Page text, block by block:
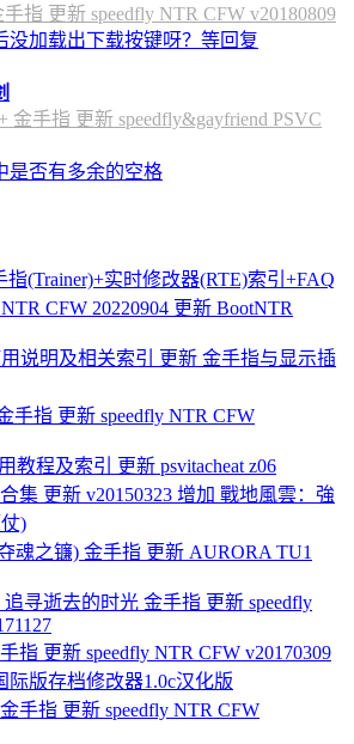
指 更新 speedfly NTR CFW v20180809
没加载出下载按键呀？等回复
金手指 更新 speedfly&gayfriend PSVC
是否有多余的空格
(Trainer)+实时修改器(RTE)索引+FAQ
CFW 20220904 更新 BootNTR
说明及相关索引 更新 金手指与显示插
手指 更新 speedfly NTR CFW
教程及索引 更新 psvitacheat z06
集 更新 v20150323 增加 戰地風雲：強
)
魂之镰) 金手指 更新 AURORA TU1
寻逝去的时光 金手指 更新 speedfly
指 更新 speedfly NTR CFW v20170309
际版存档修改器1.0c汉化版
手指 更新 speedfly NTR CFW